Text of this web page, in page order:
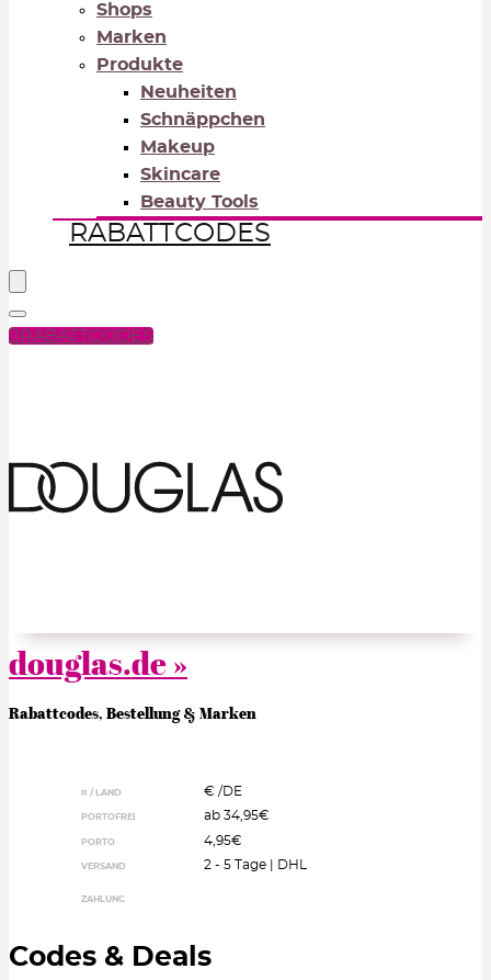
Shops
Marken
Produkte
Neuheiten
Schnäppchen
Makeup
Skincare
Beauty Tools
RABATTCODES
RABATTCODES
douglas.de »
Rabattcodes, Bestellung & Marken
¤ / LAND € /DE
PORTOFREI ab 34,95€
PORTO 4,95€
VERSAND 2 - 5 Tage | DHL
ZAHLUNG
Codes & Deals